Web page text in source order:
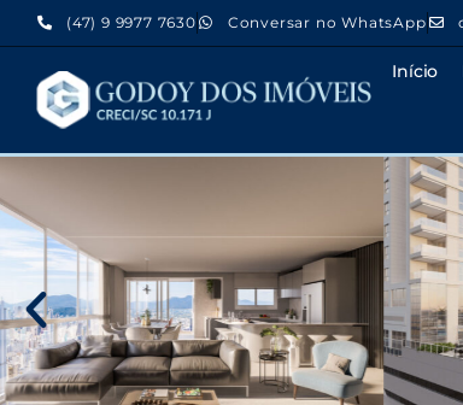
(47) 9 9977 7630 Conversar no WhatsApp
Início